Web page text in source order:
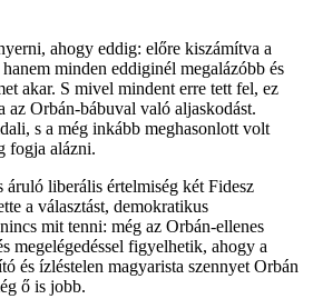
ahogy eddig: előre kiszámítva a
minden eddiginél megalázóbb és
akar. S mivel mindent erre tett fel, ez
az Orbán-bábuval való aljaskodást.
s a még inkább meghasonlott volt
fogja alázni.
liberális értelmiség két Fidesz
a választást, demokratikus
mit tenni: még az Orbán-ellenes
megelégedéssel figyelhetik, ahogy a
és ízléstelen magyarista szennyet Orbán
ő is jobb.